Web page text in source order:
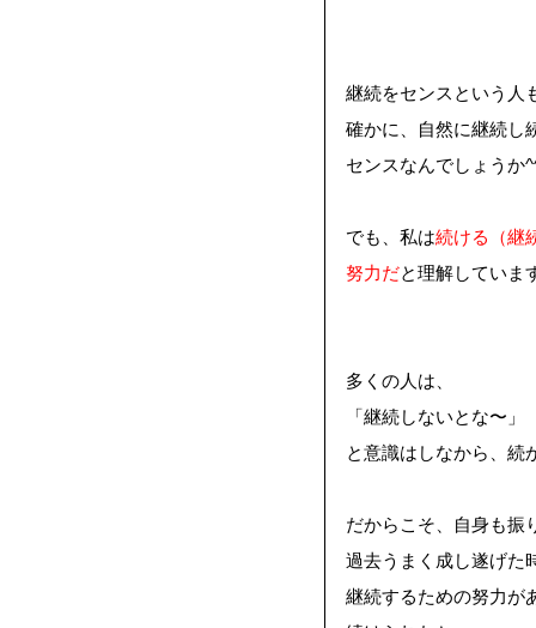
継続をセンス という人
確かに、自然に継続し
センスなんでしょうか
でも、私は続ける（継
努力だと理解していま
多くの人は、
「継続しないとな〜」
と意識はしなから、続
だからこそ、自身も振
過去うまく成し遂げた
継続するための努力が